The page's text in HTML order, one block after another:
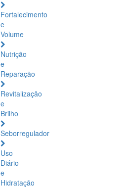
Fortalecimento
e
Volume
Nutrição
e
Reparação
Revitalização
e
Brilho
Seborregulador
Uso
Diário
e
Hidratação